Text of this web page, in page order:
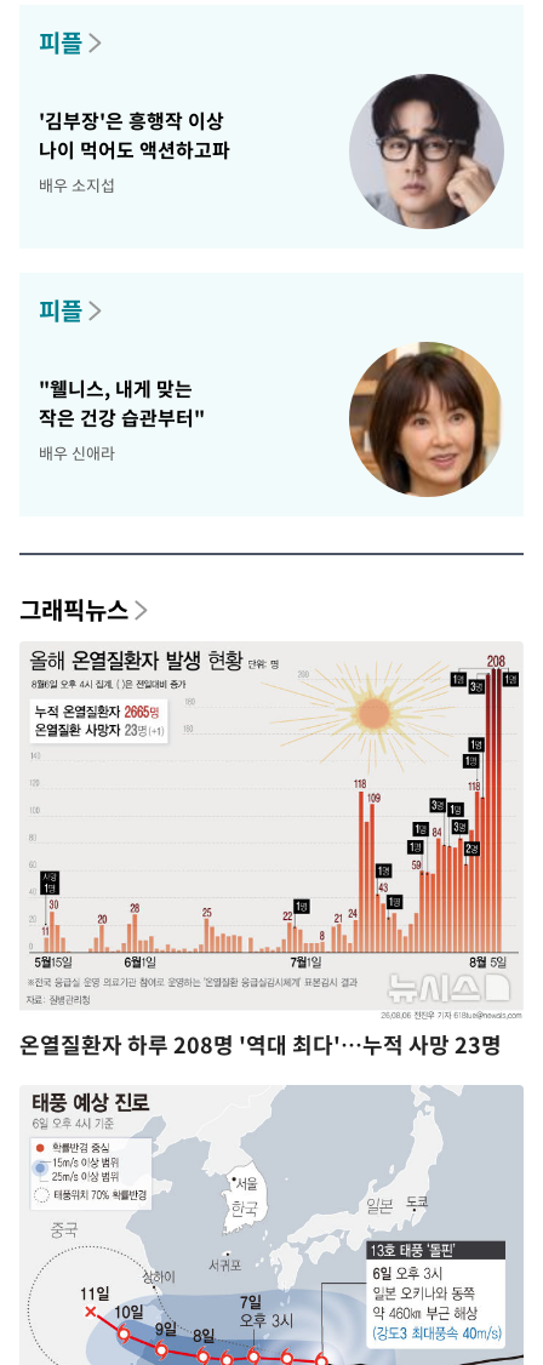
피플
'김부장'은 흥행작 이상
나이 먹어도 액션하고파
배우 소지섭
피플
"웰니스, 내게 맞는
작은 건강 습관부터"
배우 신애라
그래픽뉴스
온열질환자 하루 208명 '역대 최다'…누적 사망 23명